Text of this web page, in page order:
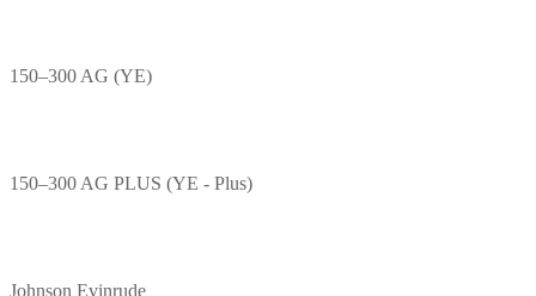
150–300 AG (YE)
150–300 AG PLUS (YE - Plus)
Johnson Evinrude